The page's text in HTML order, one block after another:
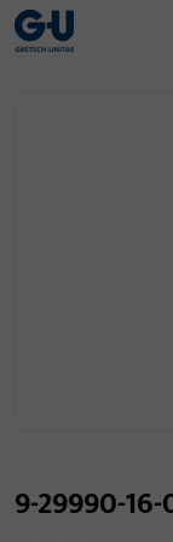
9-29990-16-